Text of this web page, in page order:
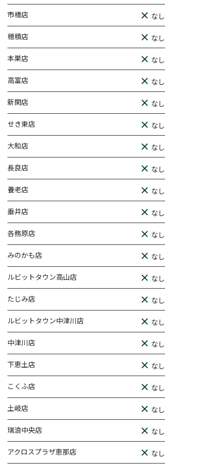
市橋店 なし
穂積店 なし
本巣店 なし
高富店 なし
新関店 なし
せき東店 なし
大和店 なし
長良店 なし
養老店 なし
垂井店 なし
各務原店 なし
みのかも店 なし
ルビットタウン高山店 なし
たじみ店 なし
ルビットタウン中津川店 なし
中津川店 なし
下恵土店 なし
こくふ店 なし
土岐店 なし
瑞浪中央店 なし
アクロスプラザ恵那店 なし